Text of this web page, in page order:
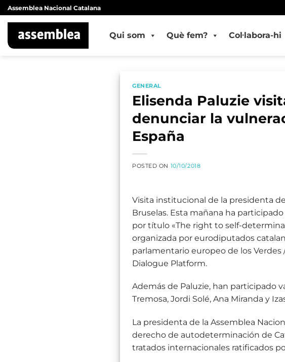
Skip
to
content
Assemblea Nacional Catalana
Qui som Què fem? Col·labora-hi
GENERAL
Elisenda Paluzie
denunciar la
España
POSTED ON 10/10/2018
Visita institucional de la presidenta
Bruselas. Esta mañana ha
por título «The right to self-
organizada por eurodiputados
parlamentario europeo de los Verdes
Dialogue Platform.
Además de Paluzie, han participado
Tremosa, Jordi Solé, Ana Miranda y
La presidenta de la Assemblea
derecho de autodeterminación de
tratados internacionales ratificados